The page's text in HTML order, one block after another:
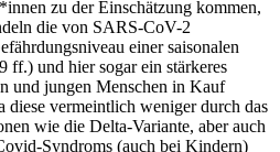
zu der Einschätzung kommen,
die von SARS-CoV-2
einer saisonalen
ff.) und hier sogar ein stärkeres
und jungen Menschen in Kauf
diese vermeintlich weniger durch das
wie die Delta-Variante, aber auch
Syndroms (auch bei Kindern)